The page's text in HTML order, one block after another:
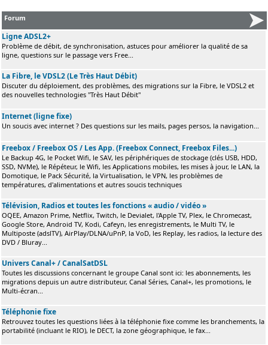
Forum
Ligne ADSL2+
Problème de débit, de synchronisation, astuces pour améliorer la qualité de sa
ligne, questions sur le passage vers Free...
La Fibre, le VDSL2 (Le Très Haut Débit)
Discuter du déploiement, des problèmes, des migrations sur la Fibre, le VDSL2 et
des nouvelles technologies "Très Haut Débit"
Internet (ligne fixe)
Un soucis avec internet ? Des questions sur les mails, pages persos, la navigation...
Freebox / Freebox OS / Les App. (Freebox Connect, Freebox Files...)
Le Backup 4G, le Pocket Wifi, le SAV, les périphériques de stockage (clés USB, HDD,
SSD, NVMe), le Répéteur, le Wifi, les Applications mobiles, les mises à jour, le LAN, la
Domotique, le Pack Sécurité, la Virtualisation, le VPN, les problèmes de
températures, d'alimentations et autres soucis techniques
Télévision, Radios et toutes les fonctions « audio / vidéo »
OQEE, Amazon Prime, Netflix, Twitch, le Devialet, l'Apple TV, Plex, le Chromecast,
Google Store, Android TV, Kodi, Cafeyn, les enregistrements, le Multi TV, le
Multiposte (adslTV), AirPlay/DLNA/uPnP, la VoD, les Replay, les radios, la lecture des
DVD / Bluray...
Univers Canal+ / CanalSatDSL
Toutes les discussions concernant le groupe Canal sont ici: les abonnements, les
migrations depuis un autre distributeur, Canal Séries, Canal+, les promotions, le
Multi-écran...
Téléphonie fixe
Retrouvez toutes les questions liées à la téléphonie fixe comme les branchements, la
portabilité (incluant le RIO), le DECT, la zone géographique, le fax...